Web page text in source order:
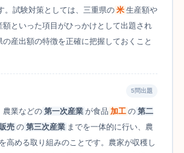
。試験対策としては、三重県の 米 生産額や
額といった項目がひっかけとして出題され
産出額の特徴を正確に把握しておくこと
5問出題
農業などの 第一次産業 が食品 加工 の 第二
売 の 第三次産業 までを一体的に行い、農
を高める取り組みのことです。農家が収穫し